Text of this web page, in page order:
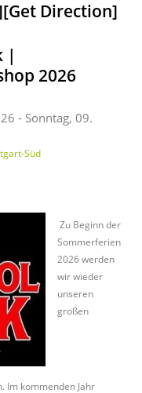
[Get Direction]
|
2026
- Sonntag, 09.
Süd
Zu Beginn der
Sommerferien
2026 werden
wir wieder
unseren
großen
Im kommenden Jahr